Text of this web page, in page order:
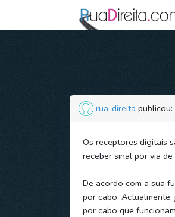
rua-direita
Os receptores digitais
receber sinal por via
De acordo com a sua
por cabo.
por cabo que